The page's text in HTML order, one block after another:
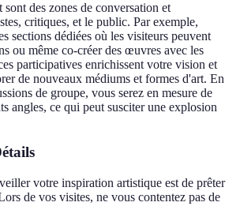
sont des zones de conversation et
critiques, et le public. Par exemple,
sections dédiées où les visiteurs peuvent
ou même co-créer des œuvres avec les
participatives enrichissent votre vision et
de nouveaux médiums et formes d'art. En
de groupe, vous serez en mesure de
angles, ce qui peut susciter une explosion
votre inspiration artistique est de prêter
de vos visites, ne vous contentez pas de